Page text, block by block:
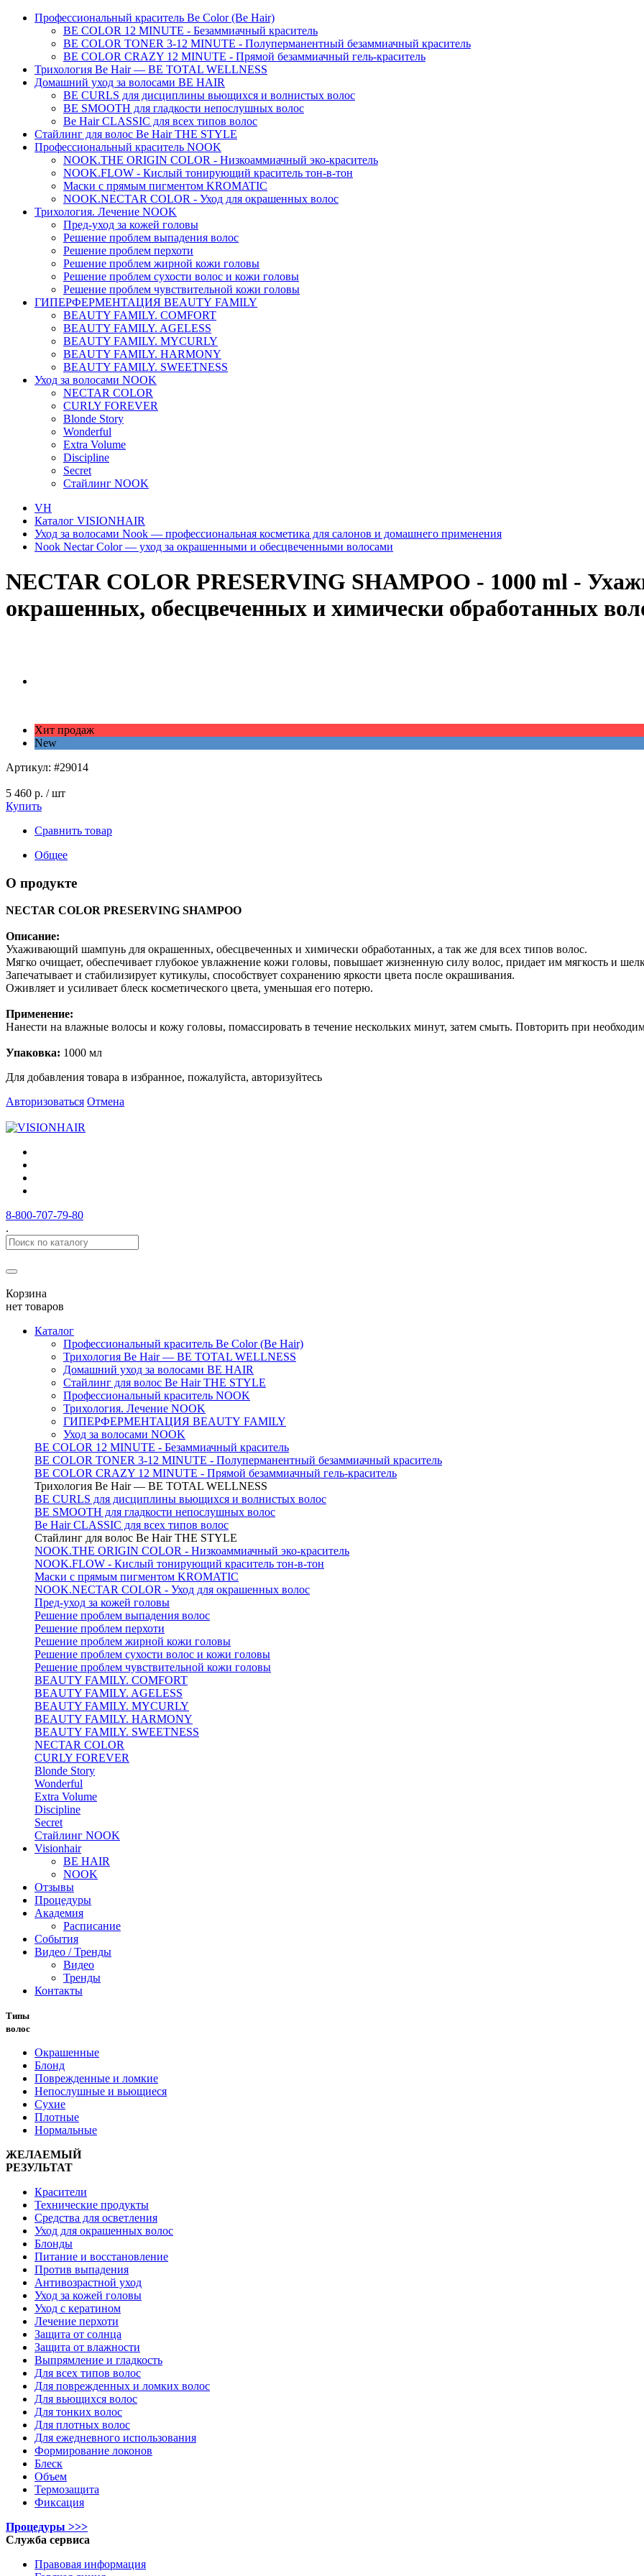
Профессиональный краситель Be Color (Be Hair)
BE COLOR 12 MINUTE - Безаммиачный краситель
BE COLOR TONER 3-12 MINUTE - Полуперманентный безаммиачный краситель
BE COLOR CRAZY 12 MINUTE - Прямой безаммиачный гель-краситель
Трихология Be Hair — BE TOTAL WELLNESS
Домашний уход за волосами BE HAIR
BE CURLS для дисциплины вьющихся и волнистых волос
BE SMOOTH для гладкости непослушных волос
Be Hair CLASSIC для всех типов волос
Стайлинг для волос Be Hair THE STYLE
Профессиональный краситель NOOK
NOOK.THE ORIGIN COLOR - Низкоаммиачный эко-краситель
NOOK.FLOW - Кислый тонирующий краситель тон-в-тон
Маски с прямым пигментом KROMATIC
NOOK.NECTAR COLOR - Уход для окрашенных волос
Трихология. Лечение NOOK
Пред-уход за кожей головы
Решение проблем выпадения волос
Решение проблем перхоти
Решение проблем жирной кожи головы
Решение проблем сухости волос и кожи головы
Решение проблем чувствительной кожи головы
ГИПЕРФЕРМЕНТАЦИЯ BEAUTY FAMILY
BEAUTY FAMILY. COMFORT
BEAUTY FAMILY. AGELESS
BEAUTY FAMILY. MYCURLY
BEAUTY FAMILY. HARMONY
BEAUTY FAMILY. SWEETNESS
Уход за волосами NOOK
NECTAR COLOR
CURLY FOREVER
Blonde Story
Wonderful
Extra Volume
Discipline
Secret
Стайлинг NOOK
VH
Каталог VISIONHAIR
Уход за волосами Nook — профессиональная косметика для салонов и домашнего применения
Nook Nectar Color — уход за окрашенными и обесцвеченными волосами
NECTAR COLOR PRESERVING SHAMPOO - 1000 ml -
окрашенных, обесцвеченных и химически обработанных
Хит продаж
New
Артикул: #29014
5 460 р. / шт
Купить
Сравнить товар
Общее
О продукте
NECTAR COLOR PRESERVING SHAMPOO
Описание:
Ухаживающий шампунь для окрашенных, обесцвеченных и химически обработанных, а так же для всех типов волос.
Мягко очищает, обеспечивает глубокое увлажнение кожи головы, повышает жизненную силу волос, придает им мягкость и
Запечатывает и стабилизирует кутикулы, способствует сохранению яркости цвета после окрашивания.
Оживляет и усиливает блеск косметического цвета, уменьшая его потерю.
Применение:
Нанести на влажные волосы и кожу головы, помассировать в течение нескольких минут, затем смыть. Повторить при
Упаковка: 1000 мл
Для добавления товара в избранное, пожалуйста, авторизуйтесь
Авторизоваться Отмена
8-800-707-79-80
.
Корзина
нет товаров
Каталог
Профессиональный краситель Be Color (Be Hair)
Трихология Be Hair — BE TOTAL WELLNESS
Домашний уход за волосами BE HAIR
Стайлинг для волос Be Hair THE STYLE
Профессиональный краситель NOOK
Трихология. Лечение NOOK
ГИПЕРФЕРМЕНТАЦИЯ BEAUTY FAMILY
Уход за волосами NOOK
BE COLOR 12 MINUTE - Безаммиачный краситель
BE COLOR TONER 3-12 MINUTE - Полуперманентный безаммиачный краситель
BE COLOR CRAZY 12 MINUTE - Прямой безаммиачный гель-краситель
Трихология Be Hair — BE TOTAL WELLNESS
BE CURLS для дисциплины вьющихся и волнистых волос
BE SMOOTH для гладкости непослушных волос
Be Hair CLASSIC для всех типов волос
Стайлинг для волос Be Hair THE STYLE
NOOK.THE ORIGIN COLOR - Низкоаммиачный эко-краситель
NOOK.FLOW - Кислый тонирующий краситель тон-в-тон
Маски с прямым пигментом KROMATIC
NOOK.NECTAR COLOR - Уход для окрашенных волос
Пред-уход за кожей головы
Решение проблем выпадения волос
Решение проблем перхоти
Решение проблем жирной кожи головы
Решение проблем сухости волос и кожи головы
Решение проблем чувствительной кожи головы
BEAUTY FAMILY. COMFORT
BEAUTY FAMILY. AGELESS
BEAUTY FAMILY. MYCURLY
BEAUTY FAMILY. HARMONY
BEAUTY FAMILY. SWEETNESS
NECTAR COLOR
CURLY FOREVER
Blonde Story
Wonderful
Extra Volume
Discipline
Secret
Стайлинг NOOK
Visionhair
BE HAIR
NOOK
Отзывы
Процедуры
Академия
Расписание
События
Видео / Тренды
Видео
Тренды
Контакты
Типы
волос
Окрашенные
Блонд
Поврежденные и ломкие
Непослушные и вьющиеся
Сухие
Плотные
Нормальные
ЖЕЛАЕМЫЙ
РЕЗУЛЬТАТ
Красители
Технические продукты
Средства для осветления
Уход для окрашенных волос
Блонды
Питание и восстановление
Против выпадения
Антивозрастной уход
Уход за кожей головы
Уход с кератином
Лечение перхоти
Защита от солнца
Защита от влажности
Выпрямление и гладкость
Для всех типов волос
Для поврежденных и ломких волос
Для вьющихся волос
Для тонких волос
Для плотных волос
Для ежедневного использования
Формирование локонов
Блеск
Объем
Термозащита
Фиксация
Процедуры >>>
Служба сервиса
Правовая информация